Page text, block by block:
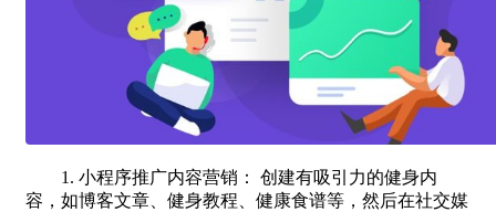
1. 小程序推广内容营销： 创建有吸引力的健身内
容，如博客文章、健身教程、健康食谱等，然后在社交媒